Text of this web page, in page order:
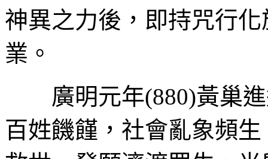
神異之力後，即持咒行
業。
廣明元年(880)黃巢
百姓饑饉，社會亂象頻